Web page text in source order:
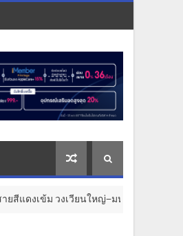
หญ่–มหาชัย 36.8 กม. คืบหน้าอีกขั้น รับฟังค